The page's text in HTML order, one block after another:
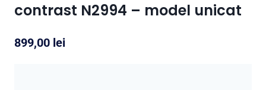
contrast N2994 – model unicat
899,00 lei